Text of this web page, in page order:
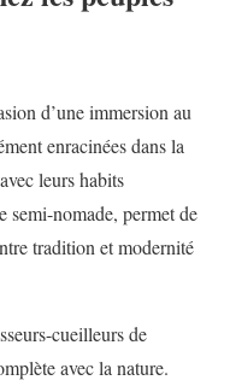
d’une immersion au
enracinées dans la
leurs habits
semi-nomade, permet de
tradition et modernité
cueilleurs de
avec la nature.